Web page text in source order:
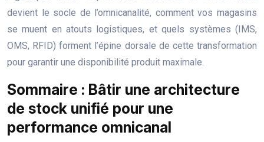
devient le socle de l’omnicanalité, comment vos magasins
se muent en atouts logistiques, et quels systèmes (IMS,
OMS, RFID) forment l’épine dorsale de cette transformation
pour garantir une disponibilité produit maximale.
Sommaire : Bâtir une architecture
de stock unifié pour une
performance omnicanal